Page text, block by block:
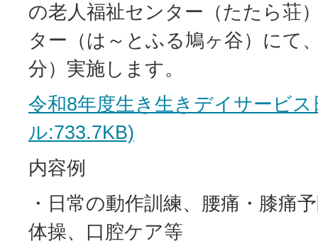
の老人福祉センター（たたら荘
ター（は～とふる鳩ヶ谷）にて
分）実施します。
令和8年度生き生きデイサービ
ル:733.7KB)
内容例
・日常の動作訓練、腰痛・膝痛
体操、口腔ケア等